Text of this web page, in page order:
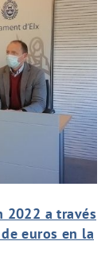
2022 a través
euros en la